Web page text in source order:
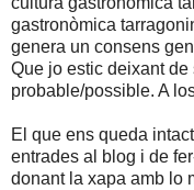
gastronòmica
genera un consens
Que jo estic deixant
probable/possible. A
El que ens queda
entrades al blog i de
donant la xapa amb lo